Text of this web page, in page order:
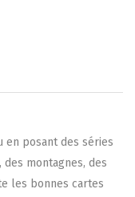
en posant des séries
montagnes, des
les bonnes cartes